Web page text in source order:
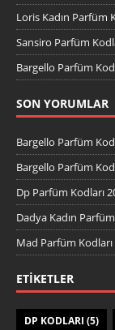
Loris Kadın Parfüm
Sansiro Parfüm
Bargello Parfüm
SON YORUMLAR
Bargello Parfüm
Bargello Parfüm
Dp Parfüm Kodları
Dadya Kadın
Mad Parfüm Kodları
ETIKETLER
DP KODLARI (5)